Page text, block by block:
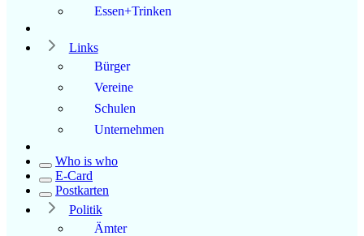
Essen+Trinken
Links
Bürger
Vereine
Schulen
Unternehmen
Who is who
E-Card
Postkarten
Politik
Ämter